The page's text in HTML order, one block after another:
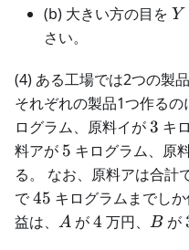
(b) 大きい方の目を Y
Y
さい。
(4) ある工場では2つの製品
それぞれの製品1つ作るの
ログラム、原料イが3
3 キ
料アが 5
5 キログラム、原
る。 なお、原料アは合計
で45
45 キログラムまでし
益は、
A
A が4
4 万円、 B
Bが